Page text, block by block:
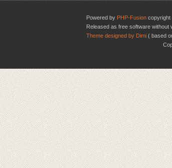
Powered by PHP-Fusion copyright
Released as free software without
Theme designed by Dimi ( based